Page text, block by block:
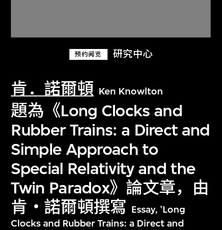
预约阅览 研究中心
肯．諾爾頓 Ken Knowlton
題為《Long Clocks and
Rubber Trains: a Direct and
Simple Approach to
Special Relativity and the
Twin Paradox》論文章，由
肯‧諾爾頓撰寫 Essay, 'Long
Clocks and Rubber Trains: a Direct and
关于M+藏品
探索世界顶级的二十及二十一世纪视觉
文化藏品。